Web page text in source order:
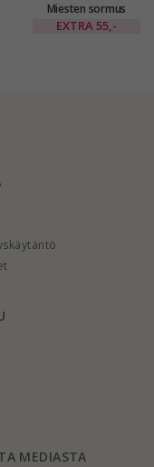
Miesten sormus
rodinoitua hopeaa
EXTRA55,-
MEDIASTA